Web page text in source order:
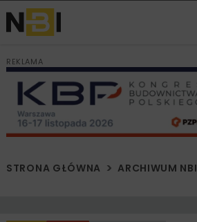
REKLAMA
STRONA GŁÓWNA ARCHIWUM NBI